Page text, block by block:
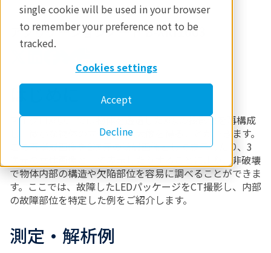
single cookie will be used in your browser
to remember your preference not to be
tracked.
Cookies settings
Accept
Decline
アプリケーションノート B-XRI1003
はじめに
マイクロX線CTでは物体を透過したX線の投影像を再構成
し、微小な物体の立体的な拡大像を得ることができます。
この再構成画像を2次元の断層画像として表示したり、3
次元の立体画像として表示したりすることにより、非破壊
で物体内部の構造や欠陥部位を容易に調べることができま
す。ここでは、故障したLEDパッケージをCT撮影し、内部
の故障部位を特定した例をご紹介します。
測定・解析例